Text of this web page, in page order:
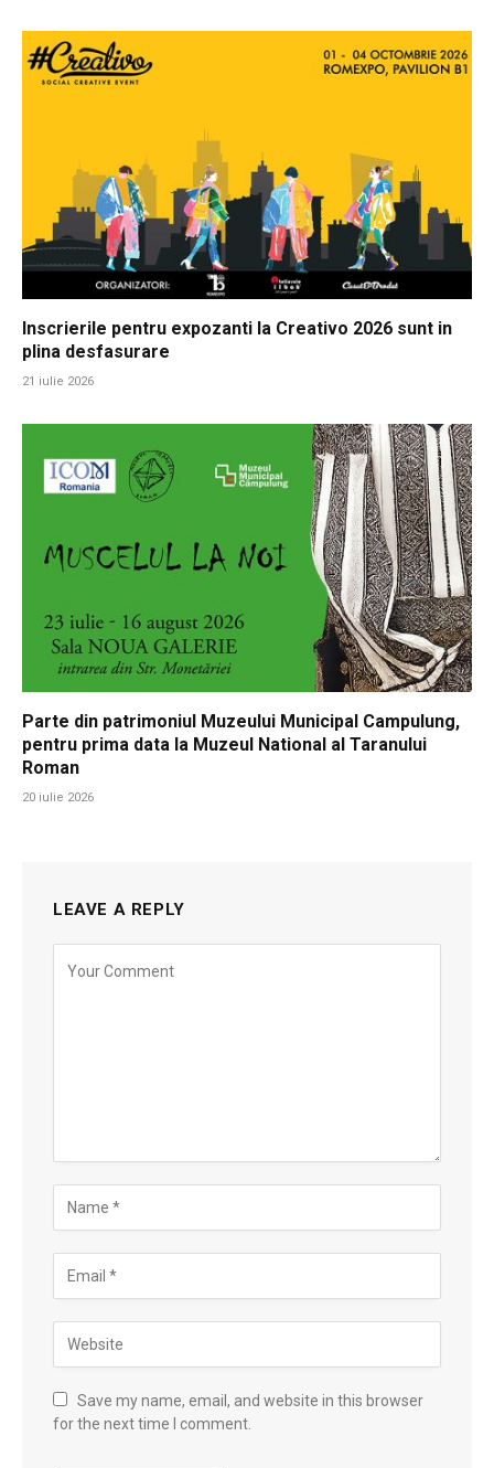
Inscrierile pentru expozanti la Creativo 2026 sunt in
plina desfasurare
21 iulie 2026
Parte din patrimoniul Muzeului Municipal Campulung,
pentru prima data la Muzeul National al Taranului
Roman
20 iulie 2026
LEAVE A REPLY
Save my name, email, and website in this browser
for the next time I comment.